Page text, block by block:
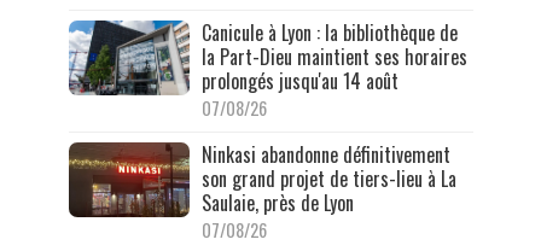
Canicule à Lyon : la bibliothèque de
la Part-Dieu maintient ses horaires
prolongés jusqu'au 14 août
07/08/26
Ninkasi abandonne définitivement
son grand projet de tiers-lieu à La
Saulaie, près de Lyon
07/08/26